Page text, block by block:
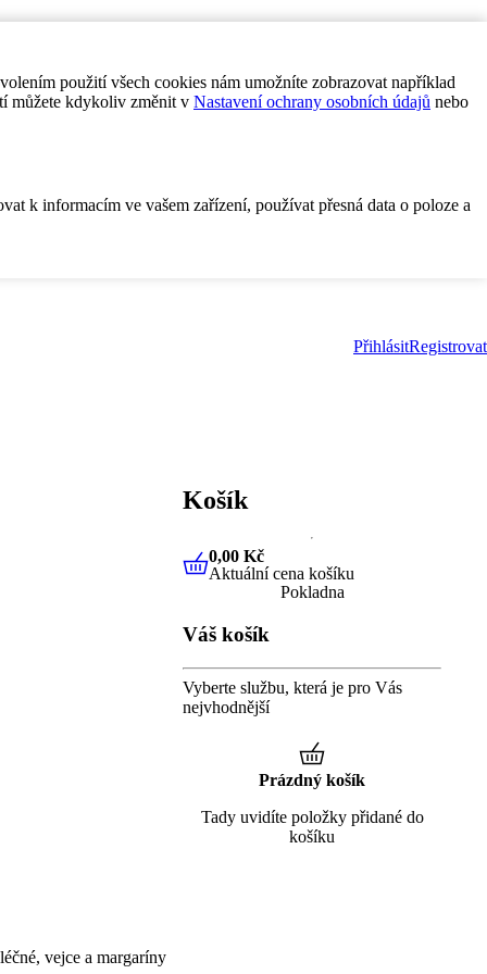
použití všech cookies nám umožníte zobrazovat například
můžete kdykoliv změnit v Nastavení ochrany osobních údajů nebo
k informacím ve vašem zařízení, používat přesná data o poloze a
PřihlásitRegistrovat
vejce a margaríny
Košík
0,00 KčAktuální cena košíku
0,00 Kč
Aktuální cena košíku
Pokladna
Váš košík
Vyberte službu, která je pro Vás
nejvhodnější
Prázdný košík
Tady uvidíte položky přidané do
košíku